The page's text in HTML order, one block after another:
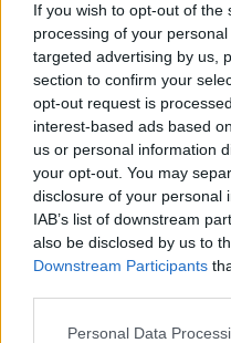
If you wish to opt-out of
processing of your
targeted advertising by us,
section to confirm your
opt-out request is
interest-based ads based
us or personal information
your opt-out. You may
disclosure of your personal
IAB’s list of downstream
also be disclosed by us to
Downstream Participants
Personal Data
todo el mundo y que
cierre de las
la ministra a Senegal
activarlos: “sabemos
sensible y nosotros
haremos en
toda discreción y
personas”. Aun así,
presidente senegalés,
que no está
ya que la mayoría
intentan llegar a
son expulsados a
González Laya ha